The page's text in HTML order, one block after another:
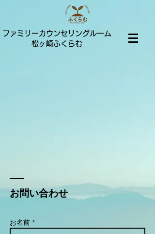
ファミリーカウンセリングルーム
松ヶ崎ふくらむ
お問い合わせ
お名前 *